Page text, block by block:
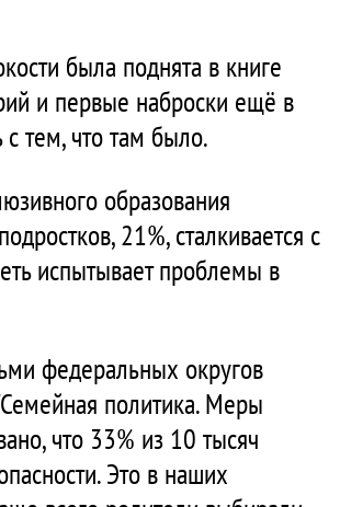
была поднята в книге
и первые наброски ещё в
тем, что там было.
образования
21%, сталкивается с
испытывает проблемы в
федеральных округов
политика. Меры
что 33% из 10 тысяч
Это в наших